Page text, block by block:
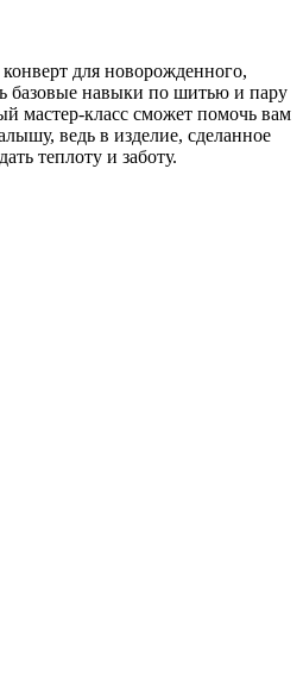
для новорожденного,
базовые навыки по шитью и пару
мастер-класс сможет помочь вам
ведь в изделие, сделанное
теплоту и заботу.